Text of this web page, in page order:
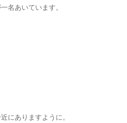
名あいています。
にありますように。